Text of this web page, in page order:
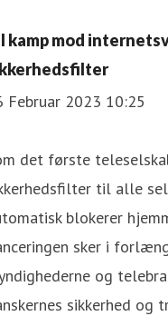
kamp mod
Februar 2023 10:25
det første
til alle
blokerer
sker i
og
sikkerhed og